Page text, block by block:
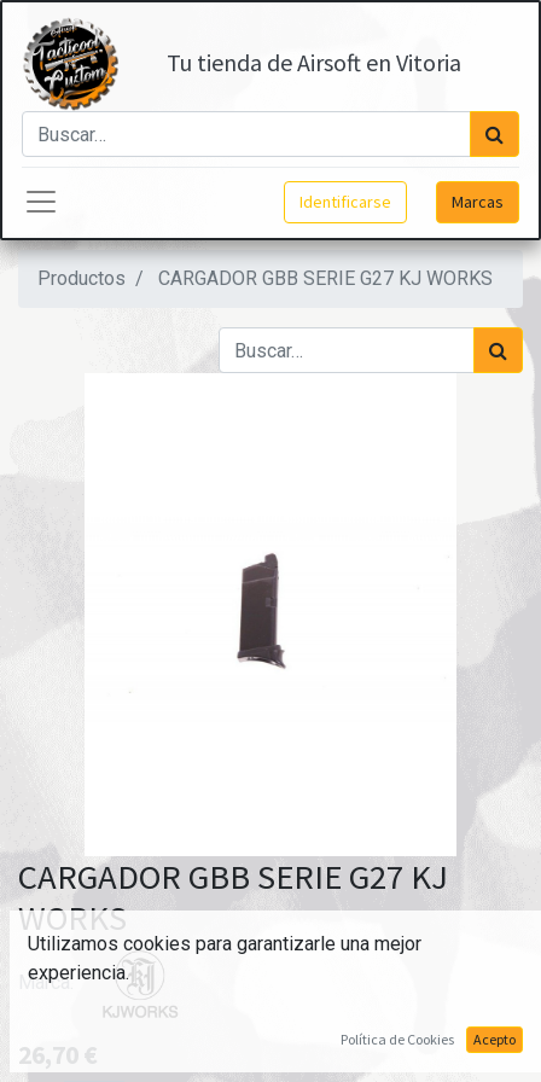
Tu tienda de Airsoft en Vitoria
Identificarse Marcas
Productos CARGADOR GBB SERIE G27 KJ WORKS
CARGADOR GBB SERIE G27 KJ
WORKS
Marca:
26,70€
Utilizamos cookies para garantizarle una mejor
experiencia.
Política de Cookies Acepto